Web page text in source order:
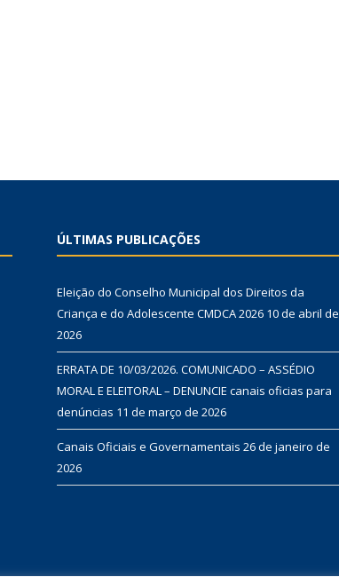
ÚLTIMAS PUBLICAÇÕES
Eleição do Conselho Municipal dos Direitos da
Criança e do Adolescente CMDCA 2026 10 de abril de
2026
ERRATA DE 10/03/2026. COMUNICADO – ASSÉDIO
MORAL E ELEITORAL – DENUNCIE canais oficias para
denúncias 11 de março de 2026
Canais Oficiais e Governamentais 26 de janeiro de
2026